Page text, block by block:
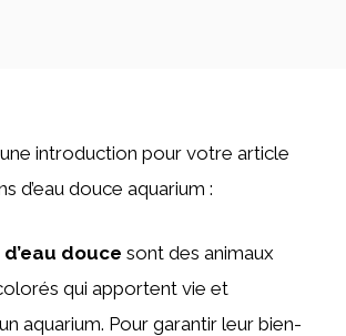
une introduction pour votre article
d’eau douce aquarium :
douce sont des animaux
qui apportent vie et
aquarium. Pour garantir leur bien-